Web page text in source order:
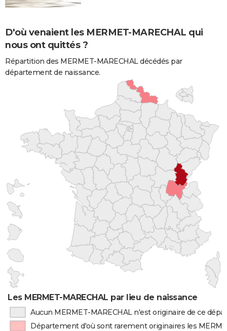
D'où venaient les MERMET-MARECHAL qui
nous ont quittés ?
Répartition des MERMET-MARECHAL décédés par
département de naissance.
Les MERMET-MARECHAL par lieu de naissance
Aucun MERMET-MARECHAL n'est originaire de ce
Département d'où sont rarement originaires les